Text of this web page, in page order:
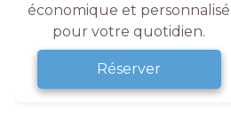
économique et personnalisé
pour votre quotidien.
Réserver